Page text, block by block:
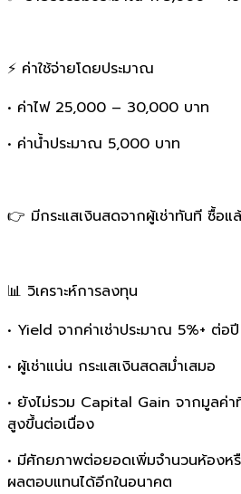
⚡ ค่าใช้จ่ายโดยประมาณ
• ค่าไฟ 25,000 – 30,000 บาท
• ค่าน้ำประมาณ 5,000 บาท
👉 มีกระแสเงินสดจากผู้เช่าทันที ซื้อแ
📊 วิเคราะห์การลงทุน
• Yield จากค่าเช่าประมาณ 5%+ ต่อปี
• ผู้เช่าแน่น กระแสเงินสดสม่ำเสมอ
• ยังไม่รวม Capital Gain จากมูลค่
สูงขึ้นต่อเนื่อง
• มีศักยภาพต่อยอดเพิ่มจำนวนห้องห
ผลตอบแทนได้อีกในอนาคต